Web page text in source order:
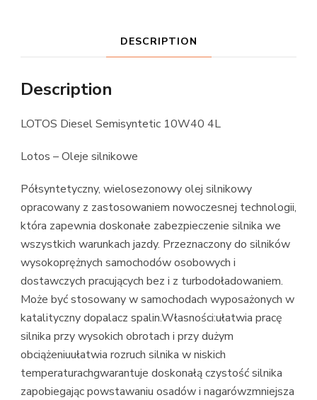
DESCRIPTION
Description
LOTOS Diesel Semisyntetic 10W40 4L
Lotos – Oleje silnikowe
Półsyntetyczny, wielosezonowy olej silnikowy
opracowany z zastosowaniem nowoczesnej technologii,
która zapewnia doskonałe zabezpieczenie silnika we
wszystkich warunkach jazdy. Przeznaczony do silników
wysokoprężnych samochodów osobowych i
dostawczych pracujących bez i z turbodoładowaniem.
Może być stosowany w samochodach wyposażonych w
katalityczny dopalacz spalin.Własności:ułatwia pracę
silnika przy wysokich obrotach i przy dużym
obciążeniuułatwia rozruch silnika w niskich
temperaturachgwarantuje doskonałą czystość silnika
zapobiegając powstawaniu osadów i nagarówzmniejsza